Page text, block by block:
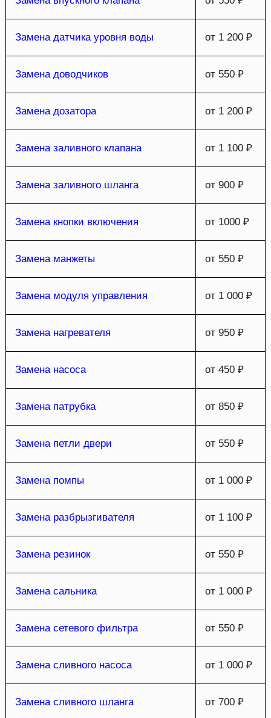
Замена датчика уровня воды от 1 200 ₽
Замена доводчиков от 550 ₽
Замена дозатора от 1 200 ₽
Замена заливного клапана от 1 100 ₽
Замена заливного шланга от 900 ₽
Замена кнопки включения от 1000 ₽
Замена манжеты от 550 ₽
Замена модуля управления от 1 000 ₽
Замена нагревателя от 950 ₽
Замена насоса от 450 ₽
Замена патрубка от 850 ₽
Замена петли двери от 550 ₽
Замена помпы от 1 000 ₽
Замена разбрызгивателя от 1 100 ₽
Замена резинок от 550 ₽
Замена сальника от 1 000 ₽
Замена сетевого фильтра от 550 ₽
Замена сливного насоса от 1 000 ₽
Замена сливного шланга от 700 ₽